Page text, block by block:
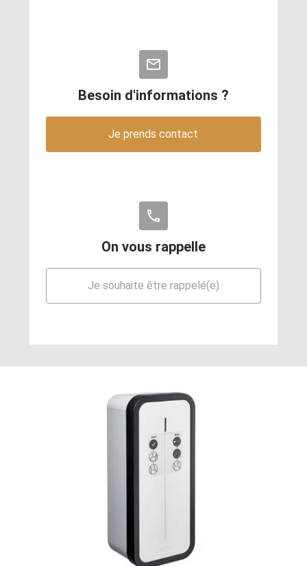
mail_outline
Besoin d'informations ?
Je prends contact
phone
On vous rappelle
Je souhaite être rappelé(e)